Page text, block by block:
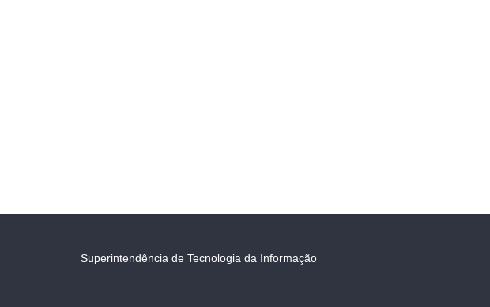
Superintendência de Tecnologia da Informação